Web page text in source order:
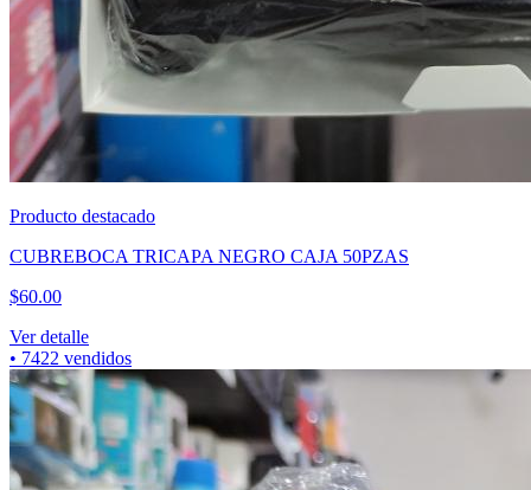
Producto destacado
CUBREBOCA TRICAPA NEGRO CAJA 50PZAS
$60.00
Ver detalle
• 7422 vendidos